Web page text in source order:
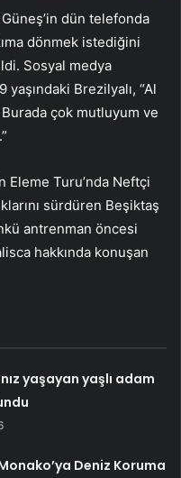
dün telefonda
dönmek istediğini
Sosyal medya
yaşındaki Brezilyalı, “Al
Burada çok mutluyum ve
Eleme Turu’nda Neftçi
sürdüren Beşiktaş
antrenman öncesi
hakkında konuşan
yaşayan yaşlı adam
Deniz Koruma